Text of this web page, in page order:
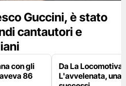
Guccini, è stato
cantautori e
con gli
86
Da La Locomotiva
L'avvelenata, una